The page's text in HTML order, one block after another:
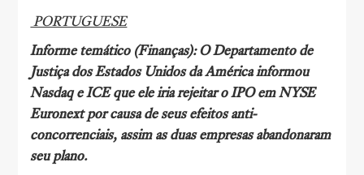
PORTUGUESE
Informe temático (Finanças): O Departamento de
Justiça dos Estados Unidos da América informou
Nasdaq e ICE que ele iria rejeitar o IPO em NYSE
Euronext por causa de seus efeitos anti-
concorrenciais, assim as duas empresas abandonaram
seu plano.